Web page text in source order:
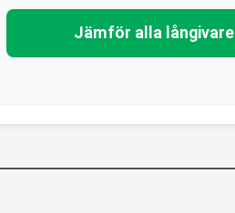
Jämför alla långivare